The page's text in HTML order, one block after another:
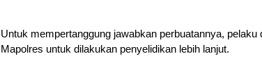
Untuk mempertanggung jawabkan perbuatannya, pelaku
Mapolres untuk dilakukan penyelidikan lebih lanjut.